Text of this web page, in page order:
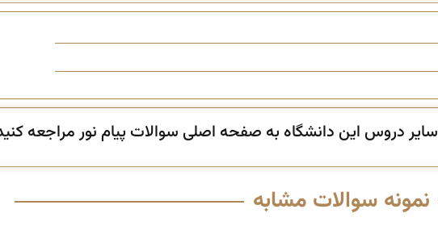
سایر دروس این دانشگاه به صفحه اصلی سوالات پیام نور مراجعه
نمونه سوالات مشابه